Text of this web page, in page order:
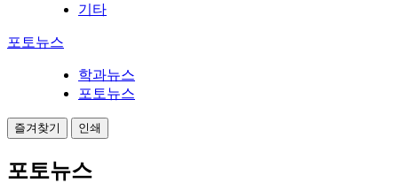
기타
포토뉴스
학과뉴스
포토뉴스
즐겨찾기 인쇄
포토뉴스